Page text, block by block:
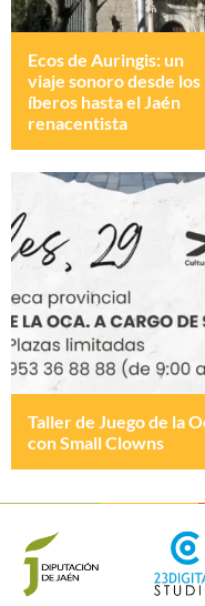
Ecos de Auringis: un
viaje sonoro desde los
íberos hasta el Jaén
renacentista
Taller de Juego de la
con Small Clowns